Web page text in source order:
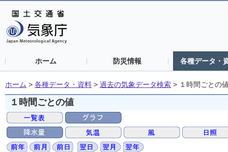
ホーム 防災情報 各種データ・
ホーム > 各種データ・資料 > 過去の気象データ検索 > １時間ごとの
１時間ごとの値